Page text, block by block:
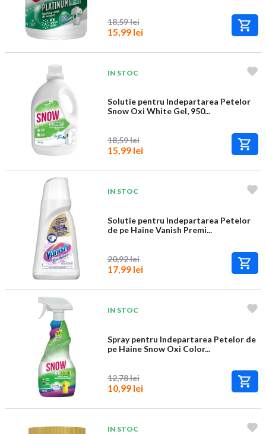
18,59 lei
15,99 lei
IN STOC
Solutie pentru Indepartarea Petelor
Snow Oxi White Gel, 950...
18,59 lei
15,99 lei
IN STOC
Solutie pentru Indepartarea Petelor
de pe Haine Vanish Premi...
20,92 lei
17,99 lei
IN STOC
Spray pentru Indepartarea Petelor de
pe Haine Snow Oxi Color...
12,78 lei
10,99 lei
IN STOC